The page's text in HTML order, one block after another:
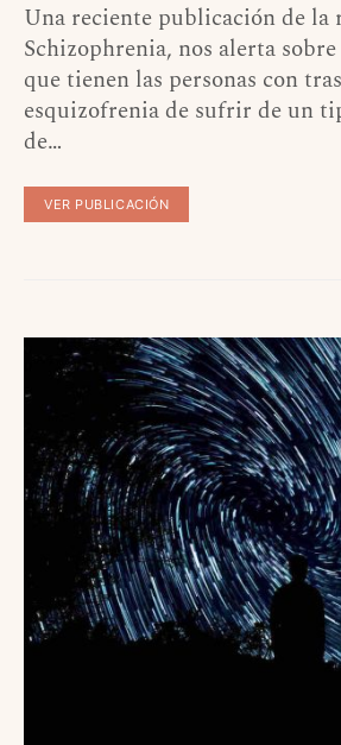
Una reciente publicación de la
Schizophrenia, nos alerta
que tienen las personas con
esquizofrenia de sufrir de un
de…
VER PUBLICACIÓN